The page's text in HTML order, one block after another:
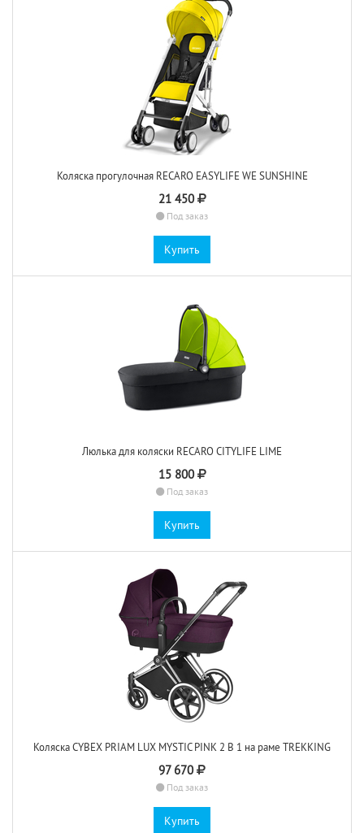
Коляска прогулочная RECARO EASYLIFE WE SUNSHINE
21 450
Под заказ
Купить
Люлька для коляски RECARO CITYLIFE LIME
15 800
Под заказ
Купить
Коляска CYBEX PRIAM LUX MYSTIC PINK 2 В 1 на раме TREKKING
97 670
Под заказ
Купить